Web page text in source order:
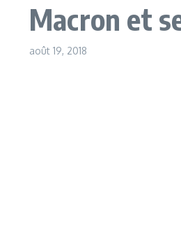
Macron et
août 19, 2018